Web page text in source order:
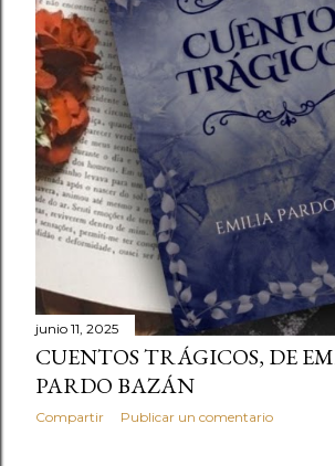
junio 11, 2025
CUENTOS TRÁGICOS, DE
PARDO BAZÁN
Compartir Publicar un comentario